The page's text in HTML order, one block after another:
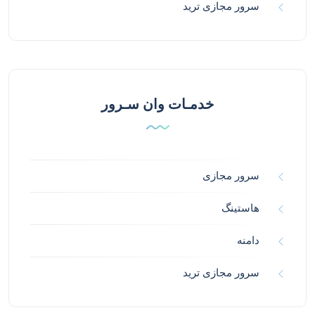
سرور مجازی ترید
خدمـات وان سـرور
سرور مجازی
هاستینگ
دامنه
سرور مجازی ترید